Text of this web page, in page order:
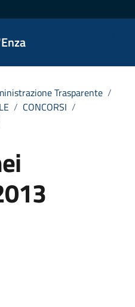
Trasparente /
/ CONCORSI /